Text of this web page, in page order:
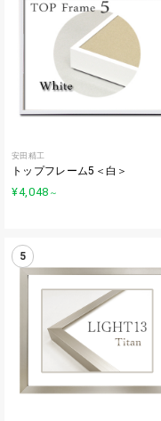
安田精工
トップフレーム5＜白＞
¥4,048 ～
5